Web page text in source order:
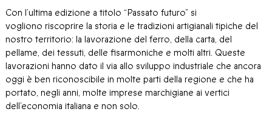
Con l’ultima edizione a titolo “Passato futuro” si
vogliono riscoprire la storia e le tradizioni artigianali tipiche del
nostro territorio: la lavorazione del ferro, della carta, del
pellame, dei tessuti, delle fisarmoniche e molti altri. Queste
lavorazioni hanno dato il via allo sviluppo industriale che ancora
oggi è ben riconoscibile in molte parti della regione e che ha
portato, negli anni, molte imprese marchigiane ai vertici
dell’economia italiana e non solo.